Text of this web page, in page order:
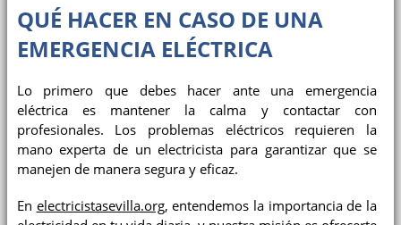
QUÉ HACER EN CASO DE UNA
EMERGENCIA ELÉCTRICA
Lo primero que debes hacer ante una emergencia
eléctrica es mantener la calma y contactar con
profesionales. Los problemas eléctricos requieren la
mano experta de un electricista para garantizar que se
manejen de manera segura y eficaz.
En electricistasevilla.org, entendemos la importancia de la